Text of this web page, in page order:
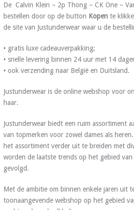
De Calvin Klein – 2p Thong – CK One –
bestellen door op de button Kopente
de site van Justunderwear waar u de
• gratis luxe cadeauverpakking;
• snelle levering binnen 24 uur met 14
• ook verzending naar België en Duitsland.
Justunderwear is de online webshop voor
haar.
Justunderwear biedt een ruim assortiment
van topmerken voor zowel dames als
het assortiment verder uit te breiden met
worden de laatste trends op het gebied
gevolgd.
Met de ambitie om binnen enkele jaren uit
toonaangevende webshop op het gebied